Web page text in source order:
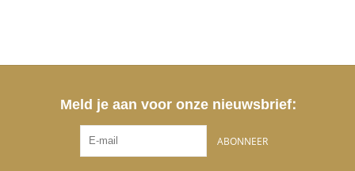
Meld je aan voor onze nieuwsbrief:
ABONNEER